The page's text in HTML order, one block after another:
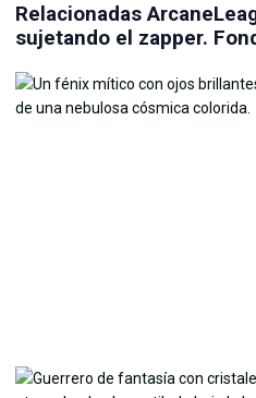
Relacionadas
sujetando el zapper.